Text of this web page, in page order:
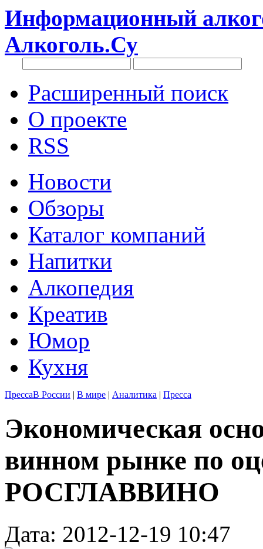
Информационный
Алкоголь.Су
Расширенный поиск
О проекте
RSS
Новости
Обзоры
Каталог компаний
Напитки
Алкопедия
Креатив
Юмор
Кухня
ПрессаВ России | В мире | Аналитика | Пресса
Экономическая
винном рынке по
РОСГЛАВВИНО
Дата: 2012-12-19 10:47